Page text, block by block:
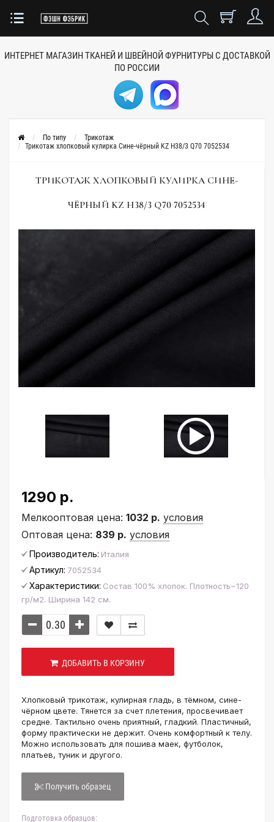
ИНТЕРНЕТ МАГАЗИН ТКАНЕЙ И ШВЕЙНОЙ ФУРНИТУРЫ С ДОСТАВКОЙ
ПО РОССИИ
По типу
Трикотаж
Трикотаж хлопковый кулирка Сине-чёрный KZ H38/3 Q70 7052534
ТРИКОТАЖ ХЛОПКОВЫЙ КУЛИРКА СИНЕ-
ЧЁРНЫЙ KZ H38/3 Q70 7052534
1290 р.
Мелкооптовая цена: 1032 р. условия
Оптовая цена: 839 р. условия
Производитель: Италия
Артикул: 7052534
Характеристики: Состав 100% хлопок. Плотность~120
гр/м2. Ширина 142 см.
ДОБАВИТЬ В КОРЗИНУ
Хлопковый трикотаж, кулирная гладь, в тёмном, сине-
чёрном цвете. Тянется за счет плетения, просвечивает
средне. Тактильно очень приятный, гладкий. Пластичный,
форму практически не держит. Очень комфортный к телу.
Можно использовать для пошива маек, футболок,
платьев, туник и другого.
Получить образец
Подготовка образцов: